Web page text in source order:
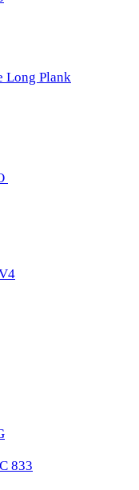
Long Plank
833